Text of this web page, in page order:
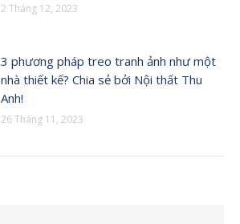
2 Tháng 12, 2023
3 phương pháp treo tranh ảnh như một
nhà thiết kế? Chia sẻ bởi Nội thất Thu
Anh!
26 Tháng 11, 2023